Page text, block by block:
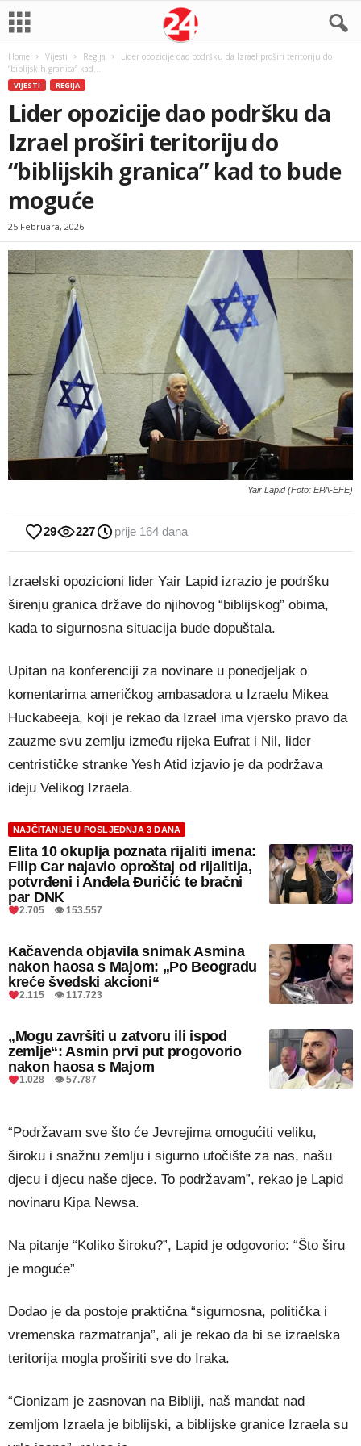
Home Vijesti Regija
Lider opozicije dao podršku da Izrael proširi teritoriju do
“biblijskih granica” kad...
VIJESTI REGIJA
Lider opozicije dao podršku da
Izrael proširi teritoriju do
“biblijskih granica” kad to bude
moguće
25 Februara, 2026
Yair Lapid (Foto: EPA-EFE)
29 227 prije 164 dana
Izraelski opozicioni lider Yair Lapid izrazio je podršku
širenju granica države do njihovog “biblijskog” obima,
kada to sigurnosna situacija bude dopuštala.
Upitan na konferenciji za novinare u ponedjeljak o
komentarima američkog ambasadora u Izraelu Mikea
Huckabeeja, koji je rekao da Izrael ima vjersko pravo da
zauzme svu zemlju između rijeka Eufrat i Nil, lider
centrističke stranke Yesh Atid izjavio je da podržava
ideju Velikog Izraela.
NAJČITANIJE U POSLJEDNJA 3 DANA
Elita 10 okuplja poznata rijaliti imena:
Filip Car najavio oproštaj od rijalitija,
potvrđeni i Anđela Đuričić te bračni
par DNK
2.705 👁 153.557
Kačavenda objavila snimak Asmina
nakon haosa s Majom: „Po Beogradu
kreće švedski akcioni“
2.115 👁 117.723
„Mogu završiti u zatvoru ili ispod
zemlje“: Asmin prvi put progovorio
nakon haosa s Majom
1.028 👁 57.787
“Podržavam sve što će Jevrejima omogućiti veliku,
široku i snažnu zemlju i sigurno utočište za nas, našu
djecu i djecu naše djece. To podržavam”, rekao je Lapid
novinaru Kipa Newsa.
Na pitanje “Koliko široku?”, Lapid je odgovorio: “Što širu
je moguće”
Dodao je da postoje praktična “sigurnosna, politička i
vremenska razmatranja”, ali je rekao da bi se izraelska
teritorija mogla proširiti sve do Iraka.
“Cionizam je zasnovan na Bibliji, naš mandat nad
zemljom Izraela je biblijski, a biblijske granice Izraela su